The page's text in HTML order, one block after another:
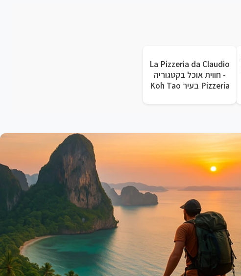
La Pizzeria da Claudio
- חווית אוכל בקטגוריה
Pizzeria בעיר Koh Tao